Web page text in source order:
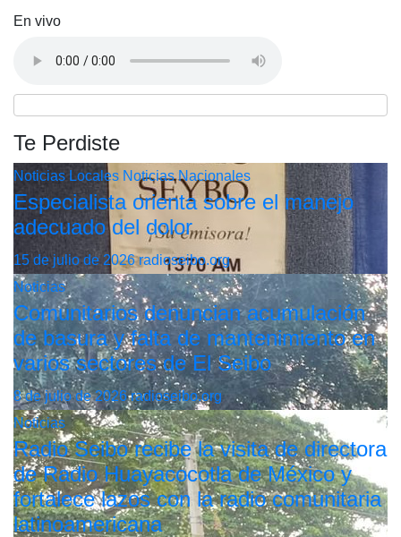
En vivo
Te Perdiste
Noticias Locales Noticias Nacionales
Especialista orienta sobre el manejo
adecuado del dolor
15 de julio de 2026radioseibo.org
Noticias
Comunitarios denuncian acumulación
de basura y falta de mantenimiento en
varios sectores de El Seibo
8 de julio de 2026radioseibo.org
Noticias
Radio Seibo recibe la visita de directora
de Radio Huayacocotla de México y
fortalece lazos con la radio comunitaria
latinoamericana